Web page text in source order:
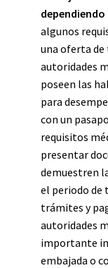
dependiendo
algunos
una oferta de
autoridades
poseen las
para
con un
requisitos
presentar
demuestren
el periodo de
trámites y
autoridades
importante
embajada o